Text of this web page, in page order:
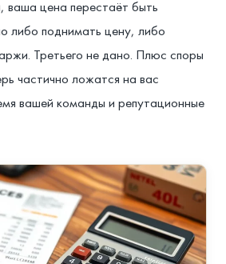
цена перестаёт быть
либо поднимать цену, либо
Третьего не дано. Плюс споры
частично ложатся на вас
вашей команды и репутационные